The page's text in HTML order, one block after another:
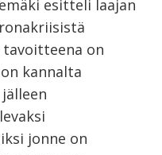
esitteli laajan
tavoitteena on
kannalta
jonne on